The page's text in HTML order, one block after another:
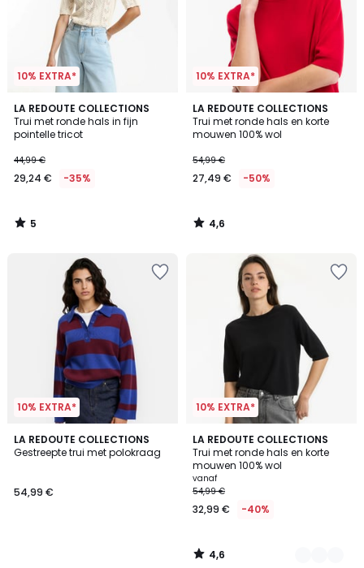
10% EXTRA*
LA REDOUTE COLLECTIONS
Trui met ronde hals in fijn
pointelle tricot
44,99 €
29,24 € -35%
5
/
5
5
/
10% EXTRA*
LA REDOUTE COLLECTIONS
Trui met ronde hals en korte
mouwen 100% wol
54,99 €
27,49 € -50%
4,6
/ 5
4,6
/
10% EXTRA*
LA REDOUTE COLLECTIONS
Gestreepte trui met polokraag
54,99 €
10% EXTRA*
LA REDOUTE COLLECTIONS
Trui met ronde hals en korte
mouwen 100% wol
vanaf
54,99 €
32,99 € -40%
4,6
/ 5
3
Kleuren
4,6
/